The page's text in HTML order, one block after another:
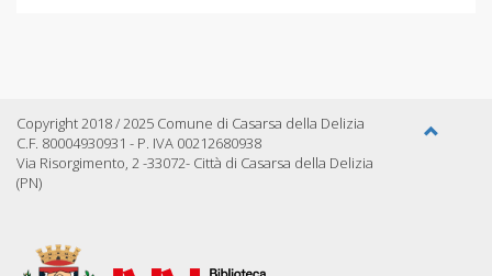
Copyright 2018 / 2025 Comune di Casarsa della Delizia
C.F. 80004930931 - P. IVA 00212680938
Via Risorgimento, 2 -33072- Città di Casarsa della Delizia
(PN)